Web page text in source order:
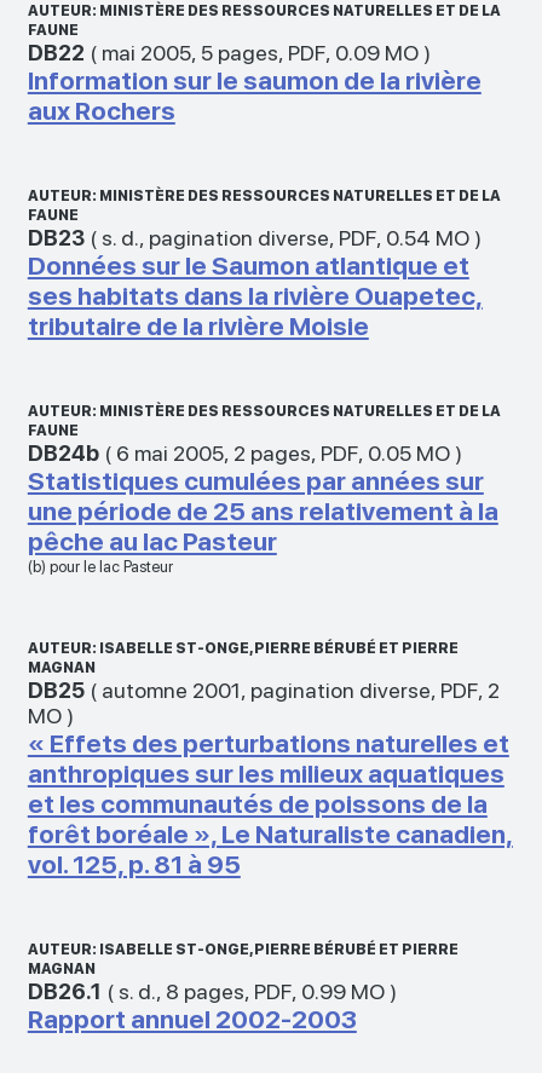
AUTEUR: MINISTÈRE DES RESSOURCES NATURELLES ET DE LA
FAUNE
DB22 ( mai 2005, 5 pages, PDF, 0.09 MO)
Information sur le saumon de la rivière
aux Rochers
AUTEUR: MINISTÈRE DES RESSOURCES NATURELLES ET DE LA
FAUNE
DB23( s. d., pagination diverse, PDF, 0.54 MO)
Données sur le Saumon atlantique et
ses habitats dans la rivière Ouapetec,
tributaire de la rivière Moisie
AUTEUR: MINISTÈRE DES RESSOURCES NATURELLES ET DE LA
FAUNE
DB24b( 6 mai 2005, 2 pages, PDF, 0.05 MO)
Statistiques cumulées par années sur
une période de 25 ans relativement à la
pêche au lac Pasteur
(b) pour le lac Pasteur
AUTEUR: ISABELLE ST-ONGE, PIERRE BÉRUBÉ ET PIERRE
MAGNAN
DB25( automne 2001, pagination diverse, PDF, 2
MO)
« Effets des perturbations naturelles et
anthropiques sur les milieux aquatiques
et les communautés de poissons de la
forêt boréale », Le Naturaliste canadien,
vol. 125, p. 81 à 95
AUTEUR: ISABELLE ST-ONGE, PIERRE BÉRUBÉ ET PIERRE
MAGNAN
DB26.1 ( s. d., 8 pages, PDF, 0.99 MO)
Rapport annuel 2002-2003